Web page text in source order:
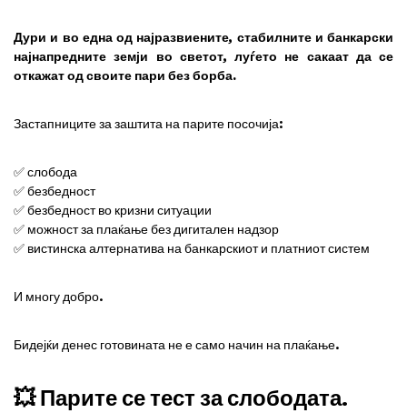
Дури и во една од најразвиените, стабилните и банкарски
најнапредните земји во светот, луѓето не сакаат да се
откажат од своите пари без борба.
Застапниците за заштита на парите посочија:
✅ слобода
✅ безбедност
✅ безбедност во кризни ситуации
✅ можност за плаќање без дигитален надзор
✅ вистинска алтернатива на банкарскиот и платниот систем
И многу добро.
Бидејќи денес готовината не е само начин на плаќање.
💥 Парите се тест за слободата.